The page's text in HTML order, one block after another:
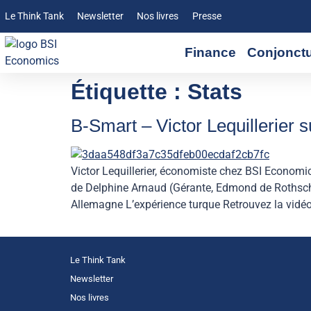
Le Think Tank Newsletter Nos livres Presse
Finance
Étiquette : Stats
B-Smart – Victor Lequillerier
Victor Lequillerier, économiste chez BSI
de Delphine Arnaud (Gérante, Edmond de
Allemagne L’expérience turque Retrouvez la
Le Think Tank
Newsletter
Nos livres